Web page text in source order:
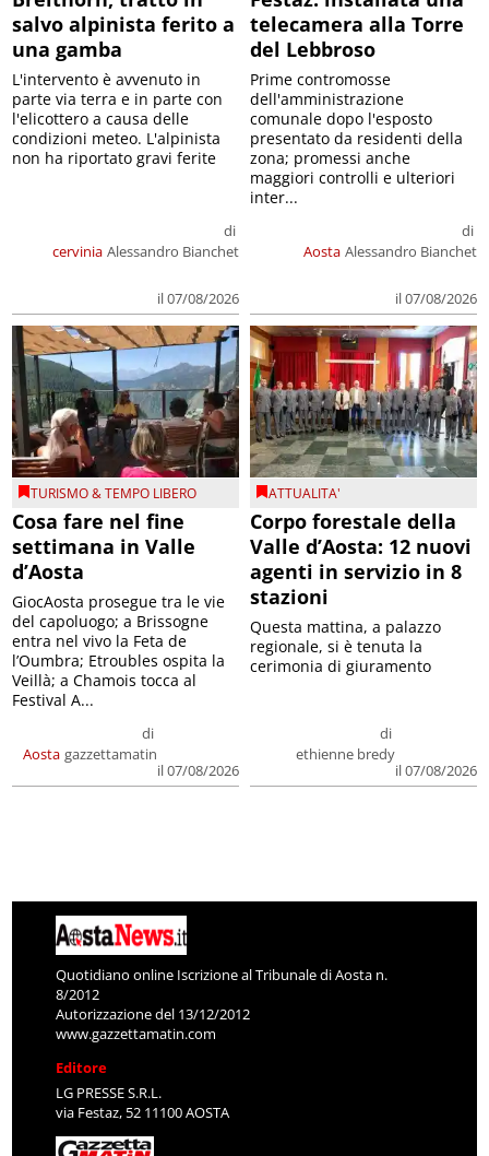
salvo alpinista ferito a
una gamba
cervinia
di
Alessandro Bianchet
il 07/08/2026
L'intervento è avvenuto in
parte via terra e in parte con
l'elicottero a causa delle
condizioni meteo. L'alpinista
non ha riportato gravi ferite
telecamera alla Torre
del Lebbroso
Aosta
di
Alessandro Bianchet
il 07/08/2026
Prime contromosse
dell'amministrazione
comunale dopo l'esposto
presentato da residenti della
zona; promessi anche
maggiori controlli e ulteriori
inter...
TURISMO & TEMPO LIBERO
Cosa fare nel fine
settimana in Valle
d’Aosta
Aosta
di
gazzettamatin
il 07/08/2026
GiocAosta prosegue tra le vie
del capoluogo; a Brissogne
entra nel vivo la Feta de
l’Oumbra; Etroubles ospita la
Veillà; a Chamois tocca al
Festival A...
ATTUALITA'
Corpo forestale della
Valle d’Aosta: 12 nuovi
agenti in servizio in 8
stazioni
di
ethienne bredy
il 07/08/2026
Questa mattina, a palazzo
regionale, si è tenuta la
cerimonia di giuramento
Quotidiano online Iscrizione al Tribunale di Aosta n.
8/2012
Autorizzazione del 13/12/2012
www.gazzettamatin.com
Editore
LG PRESSE S.R.L.
via Festaz, 52 11100 AOSTA